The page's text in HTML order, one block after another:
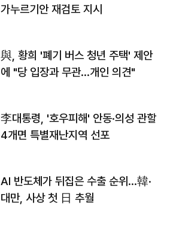
가누르기안 재검토 지시
與, 황희 '폐기 버스 청년 주택' 제안
에 "당 입장과 무관…개인 의견"
李대통령, '호우피해' 안동·의성 관할
4개면 특별재난지역 선포
AI 반도체가 뒤집은 수출 순위…韓·
대만, 사상 첫 日 추월